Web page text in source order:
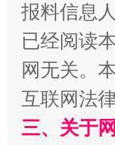
报料信息
已经阅读
网无关。
互联网法
三、关于